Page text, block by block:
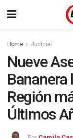
Home Judicial
Nueve
Bananera
Región
Últimos